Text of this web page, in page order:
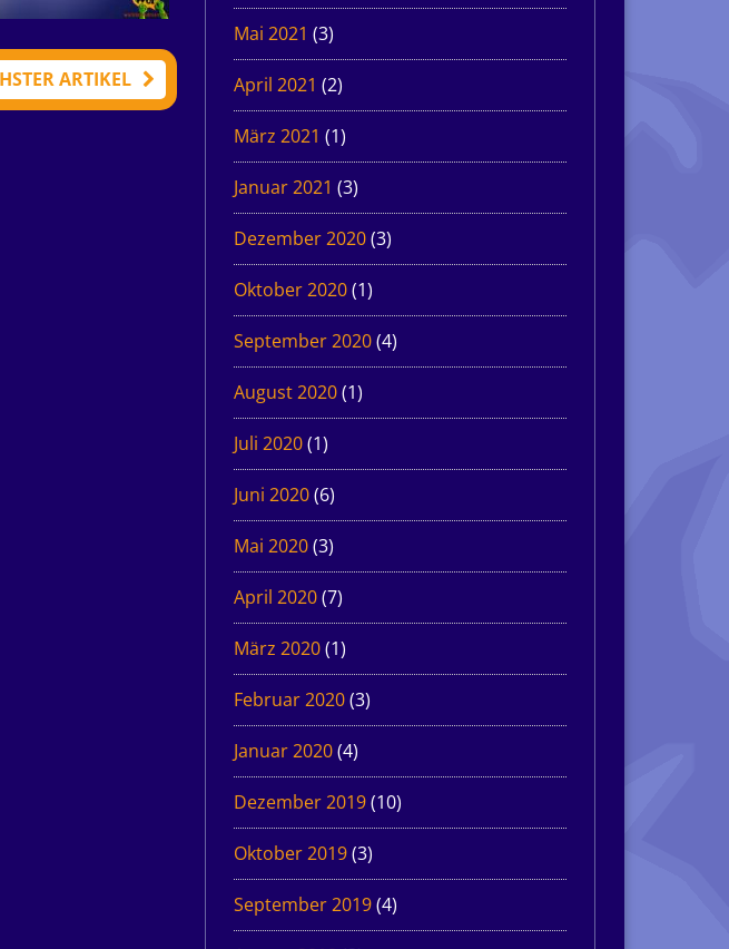
ARTIKEL
Mai 2021 (3)
April 2021 (2)
März 2021 (1)
Januar 2021 (3)
Dezember 2020(3)
Oktober 2020(1)
September 2020(4)
August 2020(1)
Juli 2020(1)
Juni 2020(6)
Mai 2020(3)
April 2020(7)
März 2020(1)
Februar 2020(3)
Januar 2020(4)
Dezember 2019(10)
Oktober 2019(3)
September 2019(4)